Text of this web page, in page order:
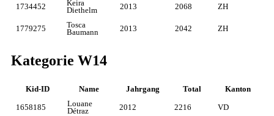
1734452
Keira
Diethelm
2013 2068 ZH
1779275
Tosca
Baumann
2013 2042 ZH
Kategorie W14
Kid-ID Name Jahrgang Total Kanton
1658185
Louane
Détraz
2012 2216 VD